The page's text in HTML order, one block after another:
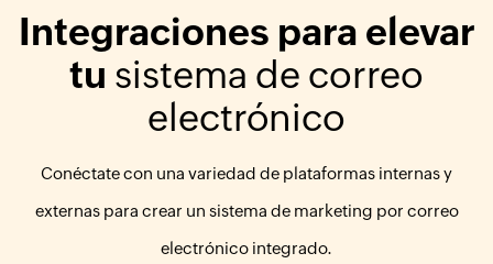
Integraciones para elevar
tu sistema de correo
electrónico
Conéctate con una variedad de plataformas internas y
externas para crear un sistema de marketing por correo
electrónico integrado.